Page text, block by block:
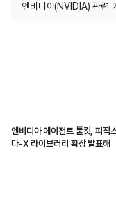
엔비디아(NVIDIA) 관련
엔비디아 에이전트 툴킷, 피직
다-X 라이브러리 확장 발표해